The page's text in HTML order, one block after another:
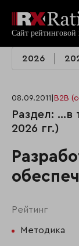
2026
08.09.2011 B2B
Раздел: …в
2026 гг.)
Рейтинг
Методика